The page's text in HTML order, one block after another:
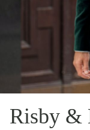
Risby &